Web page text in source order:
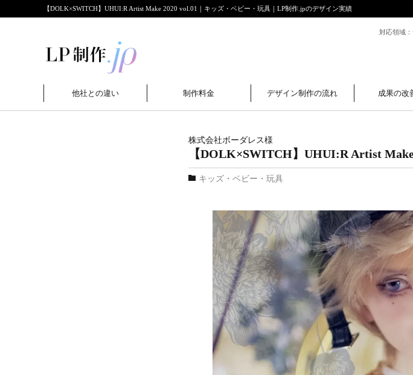
【DOLK×SWITCH】UHUI:R Artist Make 2020 vol.01｜キッズ・ベビー・玩具｜LP制作.jpのデザイン実績
対応領域
他社との違い 制作料金 デザイン制作の流れ 成果の改
株式会社ボーダレス様
【DOLK×SWITCH】UHUI:R Artist Make
キッズ・ベビー・玩具